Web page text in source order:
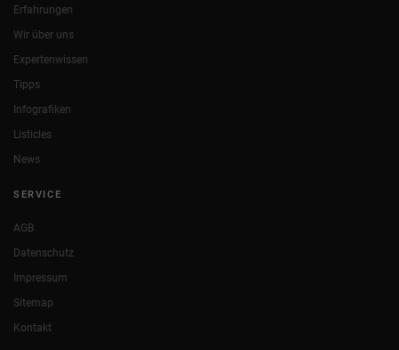
Erfahrungen
Wir über uns
Expertenwissen
Tipps
Infografiken
Listicles
News
SERVICE
AGB
Datenschutz
Impressum
Sitemap
Kontakt